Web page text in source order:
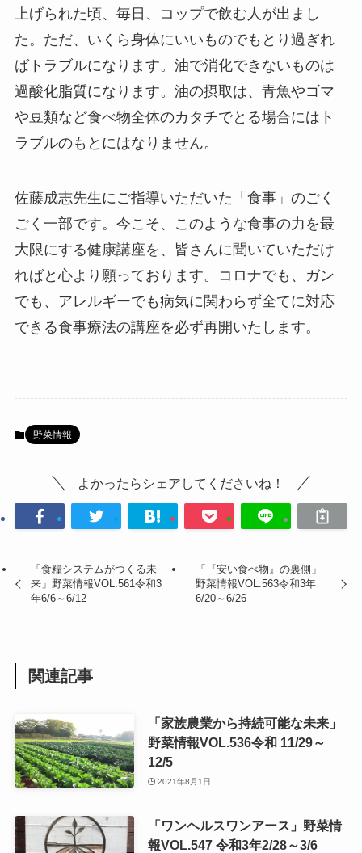
上げられた頃、毎日、コップで飲む人が出まし
た。ただ、いくら身体にいいものでもとり過ぎれ
ばトラブルになります。油で消化できないものは
過酸化脂質になります。油の摂取は、青魚やゴマ
や豆類など食べ物全体のカタチでとる場合にはト
ラブルのもとにはなりません。
佐藤成志先生にご指導いただいた「食事」のごく
ごく一部です。今こそ、このような食事の力を最
大限にする健康講座を、皆さんに聞いていただけ
ればと心より願っております。コロナでも、ガン
でも、アレルギーでも病気に関わらず全てに対応
できる食事療法の講座を必ず再開いたします。
野菜情報
よかったらシェアしてくださいね！
「食糧システムがつくる未
来」野菜情報VOL.561令和3
年6/6～6/12
「『安い食べ物』の裏側」
野菜情報VOL.563令和3年
6/20～6/26
関連記事
「家族農業から持続可能な未来」
野菜情報VOL.536令和 11/29～
12/5
2021年8月1日
「ワンヘルスワンアース」野菜情
報VOL.547 令和3年2/28～3/6